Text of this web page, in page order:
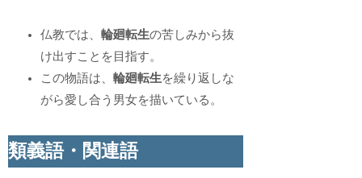
仏教では、輪廻転生の苦しみから抜
け出すことを目指す。
この物語は、輪廻転生を繰り返しな
がら愛し合う男女を描いている。
類義語・関連語